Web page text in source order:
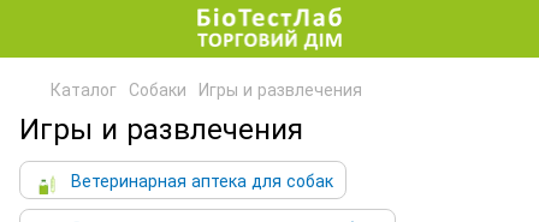
Каталог Собаки Игры и развлечения
Игры и развлечения
Ветеринарная аптека для собак